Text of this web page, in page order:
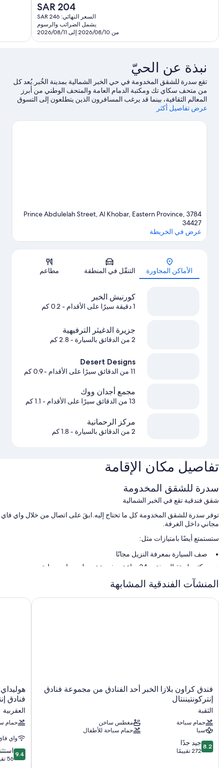
السعر
الحالي
هو
SAR
204
SAR 204
السعر النهائي: SAR 246
يشمل الضرائب والرسوم
من 2026/08/10 إلى 2026/08/11
نبذة عن الحيّ
تقع سدرة للشقق المخدومة في حي الخبر الشمالية بمدينة الخُبر.يُعد كل
من متحف سكاي تك ومكتبة الدمام العامة والمتحف الوطني من أبرز
المعالم الثقافية، بينما قد يرغب المسافرون الذين يتطلعون إلى التسوق
في زيارة كل من مركز الرحمانية ومجمع أجدان ووك.هل تطلع إلى
بمشاهدة ما يُحدث في الصالات الرياضية الخضراء بالدمام أو مهارة
عرض تفاصيل أكثر
3784 Prince Abdulelah Street, Al Khobar, Eastern Province,
34427
عرض في الخريطة
الأماكن المجاورة التنقّل في المنطقة مطاعم
كورنيش الخبر
1 دقيقة سيرًا على الأقدام - 0.2 كم
جزيرة الدغيثر الترفيهية
2 من الدقائق بالسيارة - 2.8 كم
Desert Designs
11 من الدقائق سيرًا على الأقدام - 0.9 كم
مجمع أجدان ووك
13 من الدقائق سيرًا على الأقدام - 1.1 كم
مركز الرحمانية
2 من الدقائق بالسيارة - 1.8 كم
تفاصيل مكان الإقامة
سدرة للشقق المخدومة
شقق فندقية تقع في الخبر الشمالية
توفر سدرة للشقق المخدومة كل ما تحتاج إليه.ابقَ على اتصال من خلال واي فاي
مجاني داخل الغرفة.
ستستمتع أيضًا بامتيازات مثل:
صف السيارة بمعرفة النزيل مجانًا
مكتب استقبال مفتوح 24 ساعة، وخدمة توصيل وجبات محلية، ومصعد
سمات الغرفة
توفر جميع الغرف الـ 69 وسائل راحة مثل مدافئ، إلى جانب مزايا مثل إنترنت
المنشآت الفندقية المشابهة
فندق
كراون
بلازا
الخبر
أحد
الفنادق
من
مجموعة
فندق كراون بلازا الخبر أحد الفنادق من مجموعة فنادق
إنتركونتيننتال
الثقبة
حمام سباحة
مغطس ساخن
سبا
حمام سباحة للأطفال
8.2
من
8.2 جيد جدًا
272 تقييمًا
فندق كراون بلازا الخبر أحد الفنادق من مجموعة فنادق إنتركونتيننتال
هوليداي
إن
آند
سويتس
الخبر
الفنادق
من
مجموعة
فنادق
العقربية
حمام
واي
9.4
من
9.4
56 تقييمًا
هوليداي